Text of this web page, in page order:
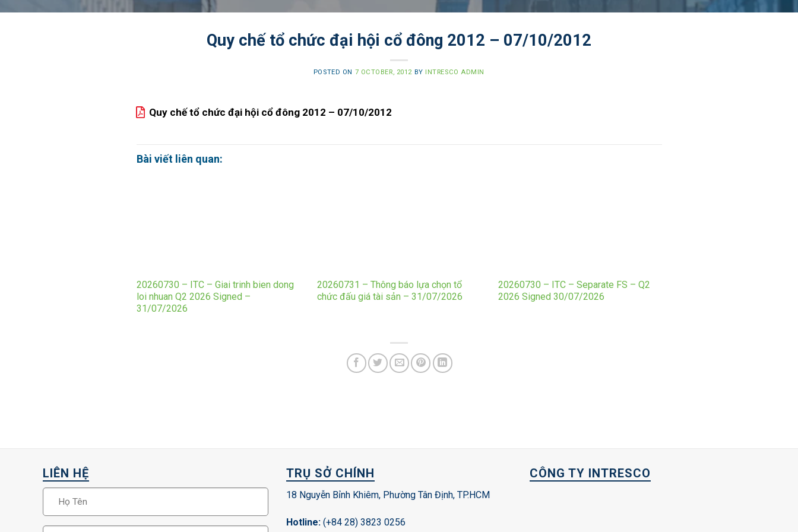
Quy chế tổ chức đại hội cổ đông 2012 – 07/10/2012
POSTED ON 7 OCTOBER, 2012BY INTRESCO ADMIN
Quy chế tổ chức đại hội cổ đông 2012 – 07/10/2012
Bài viết liên quan:
20260730 – ITC – Giai trinh bien dong
loi nhuan Q2 2026 Signed –
31/07/2026
20260731 – Thông báo lựa chọn tổ
chức đấu giá tài sản – 31/07/2026
20260730 – ITC – Separate FS – Q2
2026 Signed 30/07/2026
LIÊN HỆ TRỤ SỞ CHÍNH
18 Nguyễn Bỉnh Khiêm, Phường Tân Định, TP.HCM
Hotline: (+84 28) 3823 0256
CÔNG TY INTRESCO